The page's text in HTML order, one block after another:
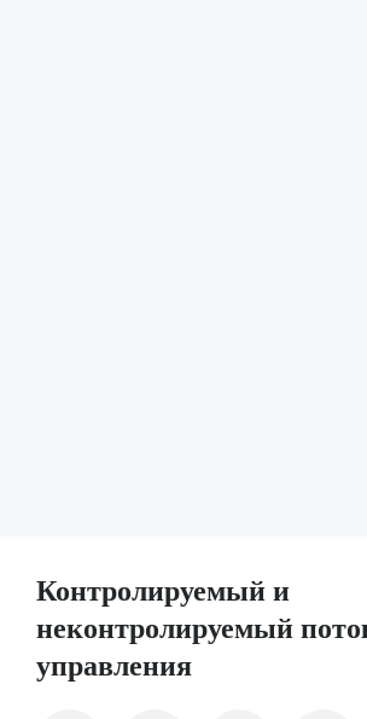
Контролируемый и
неконтролируемый
управления